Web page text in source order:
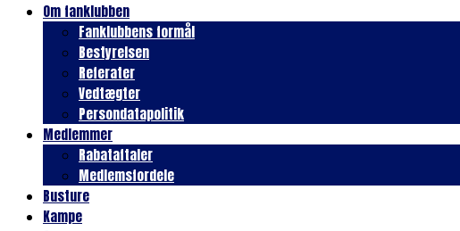
Om fanklubben
Fanklubbens formål
Bestyrelsen
Referater
Vedtægter
Persondatapolitik
Medlemmer
Rabataftaler
Medlemsfordele
Busture
Kampe